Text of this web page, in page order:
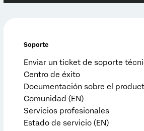
Soporte
Enviar un ticket de soporte
Centro de éxito
Documentación sobre el
Comunidad (EN)
Servicios profesionales
Estado de servicio (EN)